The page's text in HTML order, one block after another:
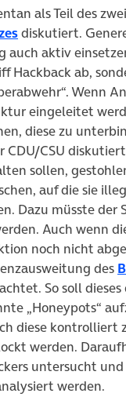
als Teil des
(öffnet in neuem
diskutiert.
neuem Tab)
auch aktiv
Hackback ab,
Wenn
eingeleitet
diese zu
CSU
sollen,
auf die sie
Dazu müsste der
Auch wenn
noch nicht
des
So soll
„Honeypots“
diese kontrolliert
werden.
untersucht und
werden.